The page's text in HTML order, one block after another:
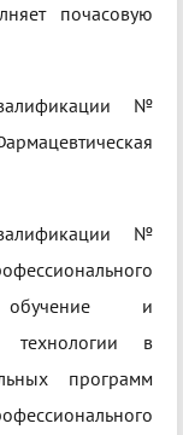
почасовую
№
№
обучение и
технологии в
программ